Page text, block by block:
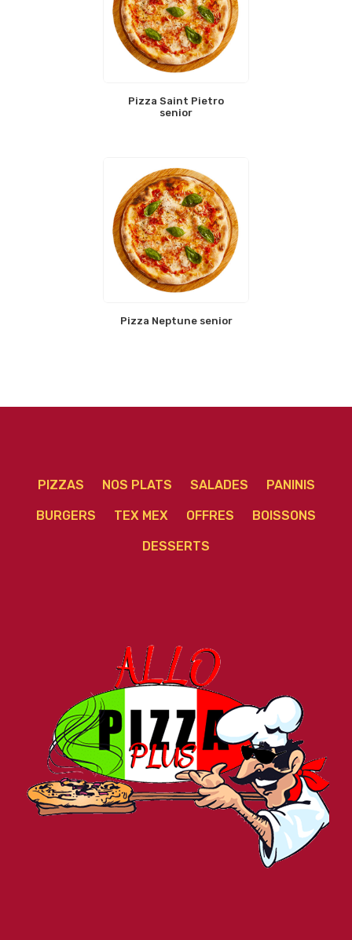
Pizza Saint Pietro
senior
Pizza Neptune senior
PIZZAS NOS PLATS SALADES PANINIS
BURGERS TEX MEX OFFRES BOISSONS
DESSERTS